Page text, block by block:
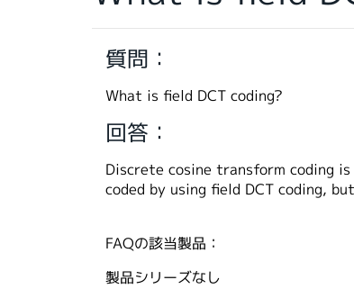
質問：
What is field DCT coding?
回答：
Discrete cosine transform coding
coded by using field DCT coding,
FAQの該当製品：
製品シリーズなし